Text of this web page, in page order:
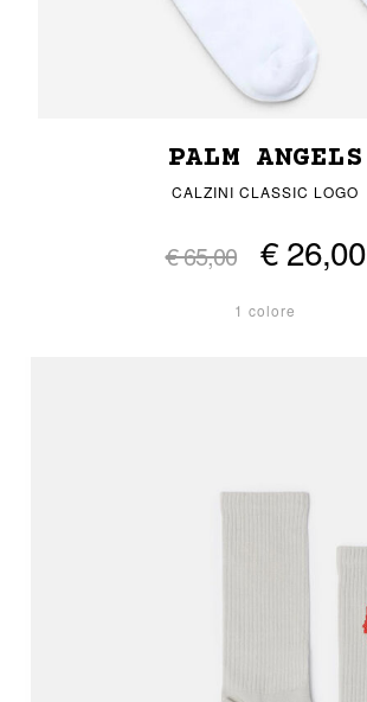
PALM ANGELS
CALZINI CLASSIC LOGO
€ 65,00 € 26,00
1 colore